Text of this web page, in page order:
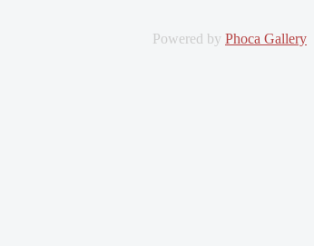
Powered by Phoca Gallery